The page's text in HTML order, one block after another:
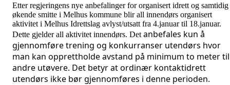
Etter regjeringens nye anbefalinger for organisert idrett og samtidig
økende smitte i Melhus kommune blir all innendørs organisert
aktivitet i Melhus Idrettslag avlyst/utsatt fra 4.januar til 18.januar.
Dette gjelder all aktivitet innendørs. Det anbefales kun å
gjennomføre trening og konkurranser utendørs hvor
man kan opprettholde avstand på minimum to meter til
andre utøvere. Det betyr at ordinær kontaktidrett
utendørs ikke bør gjennomføres i denne perioden.